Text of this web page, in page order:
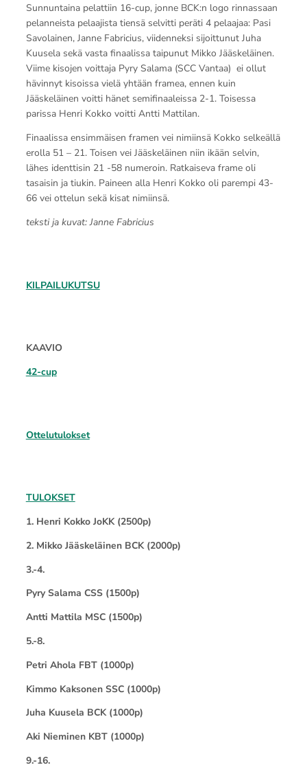
Sunnuntaina pelattiin 16-cup, jonne BCK:n logo rinnassaan
pelanneista pelaajista tiensä selvitti peräti 4 pelaajaa: Pasi
Savolainen, Janne Fabricius, viidenneksi sijoittunut Juha
Kuusela sekä vasta finaalissa taipunut Mikko Jääskeläinen.
Viime kisojen voittaja Pyry Salama (SCC Vantaa) ei ollut
hävinnyt kisoissa vielä yhtään framea, ennen kuin
Jääskeläinen voitti hänet semifinaaleissa 2-1. Toisessa
parissa Henri Kokko voitti Antti Mattilan.
Finaalissa ensimmäisen framen vei nimiinsä Kokko selkeällä
erolla 51 – 21. Toisen vei Jääskeläinen niin ikään selvin,
lähes identtisin 21 -58 numeroin. Ratkaiseva frame oli
tasaisin ja tiukin. Paineen alla Henri Kokko oli parempi 43-
66 vei ottelun sekä kisat nimiinsä.
teksti ja kuvat: Janne Fabricius
KILPAILUKUTSU
KAAVIO
42-cup
Ottelutulokset
TULOKSET
1. Henri Kokko JoKK (2500p)
2. Mikko Jääskeläinen BCK (2000p)
3.-4.
Pyry Salama CSS (1500p)
Antti Mattila MSC (1500p)
5.-8.
Petri Ahola FBT (1000p)
Kimmo Kaksonen SSC (1000p)
Juha Kuusela BCK (1000p)
Aki Nieminen KBT (1000p)
9.-16.